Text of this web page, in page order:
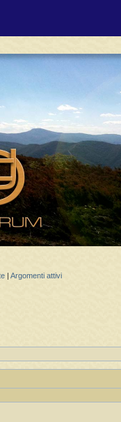
Argomenti attivi